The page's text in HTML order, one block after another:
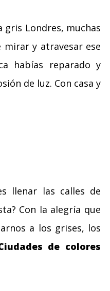
gris Londres, muchas
mirar y atravesar ese
habías reparado y
de luz. Con casa y
llenar las calles de
Con la alegría que
a los grises, los
de colores